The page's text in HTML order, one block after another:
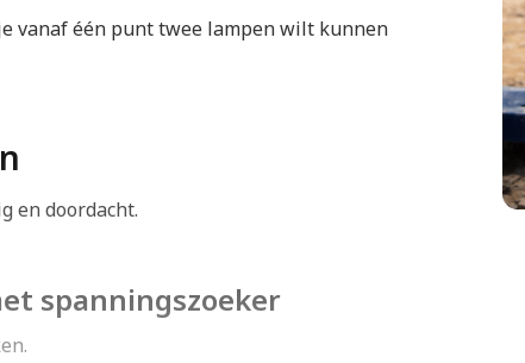
vanaf één punt twee lampen wilt kunnen
en doordacht.
spanningszoeker